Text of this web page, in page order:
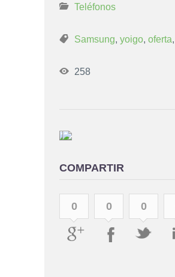
Teléfonos
Samsung, yoigo, oferta,
258
COMPARTIR
0 0 0